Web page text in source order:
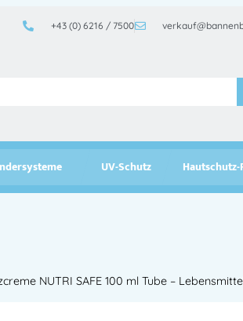
+43 (0) 6216 / 7500
UV-Schutz
NUTRI SAFE 100 ml Tube –